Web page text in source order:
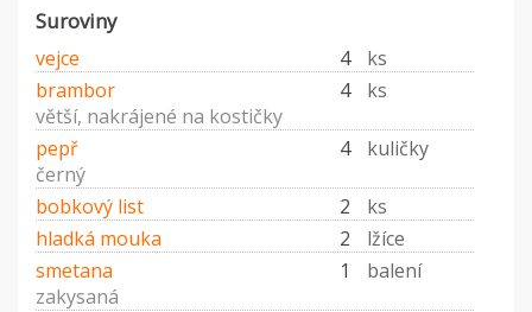
Suroviny
vejce 4
ks
brambor
4
ks
větší, nakrájené na kostičky
pepř
4
kuličky
černý
bobkový list
2
ks
hladká mouka
2
lžíce
smetana
1
balení
zakysaná